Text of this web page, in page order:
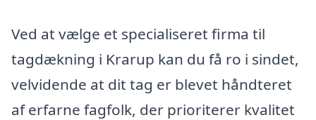
Ved at vælge et specialiseret firma til
tagdækning i Krarup kan du få ro i sindet,
velvidende at dit tag er blevet håndteret
af erfarne fagfolk, der prioriterer kvalitet